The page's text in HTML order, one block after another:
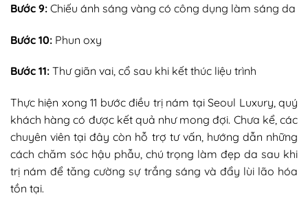
Bước 9: Chiếu ánh sáng vàng có công dụng làm sáng da
Bước 10: Phun oxy
Bước 11: Thư giãn vai, cổ sau khi kết thúc liệu trình
Thực hiện xong 11 bước điều trị nám tại Seoul Luxury, quý
khách hàng có được kết quả như mong đợi. Chưa kể, các
chuyên viên tại đây còn hỗ trợ tư vấn, hướng dẫn những
cách chăm sóc hậu phẫu, chú trọng làm đẹp da sau khi
trị nám để tăng cường sự trắng sáng và đẩy lùi lão hóa
tồn tại.